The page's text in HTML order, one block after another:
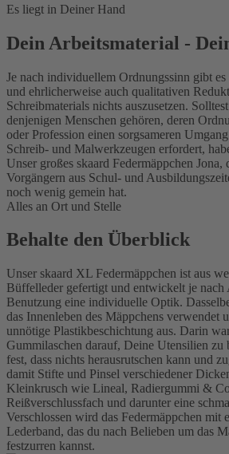
Es liegt in Deiner Hand
Dein Arbeitsmaterial -
Je nach individuellem Ordnungssinn gibt es
und ehrlicherweise auch qualitativen
Schreibmaterials nichts auszusetzen.
denjenigen Menschen gehören, deren
oder Profession einen sorgsameren
Schreib- und Malwerkzeugen erfordert,
Unser großes skaard Federmäppchen Jona,
Vorgängern aus Schul- und
noch wenig gemein hat.
Alles an Ort und Stelle
Behalte den Überblick
Unser skaard XL Federmäppchen ist aus
Büffelleder gefertigt und entwickelt je nach
Benutzung eine individuelle Optik.
das Innenleben des Mäppchens verwendet
unnötige Plastikbeschichtung aus. Darin
Gummilaschen darauf, Deine Utensilien zu
fest, dass nichts herausrutschen kann und
damit Stifte und Pinsel verschiedener
Kleinkrusch wie Lineal, Radiergummi &
Reißverschlussfach und darunter eine
Verschlossen wird das Federmäppchen mit
Lederband, das du nach Belieben um das
festzurren kannst.